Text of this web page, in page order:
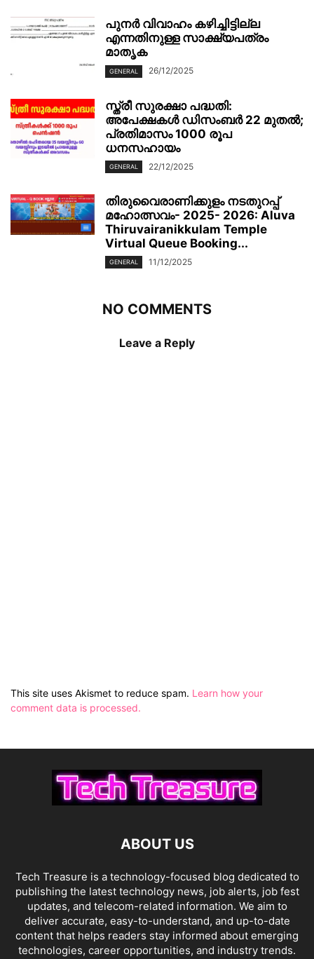
പുനർ വിവാഹം കഴിച്ചിട്ടില്ല
എന്നതിനുള്ള സാക്ഷ്യപത്രം
മാതൃക
GENERAL 26/12/2025
സ്ത്രീ സുരക്ഷാ പദ്ധതി:
അപേക്ഷകൾ ഡിസംബർ 22 മുതൽ;
പ്രതിമാസം 1000 രൂപ
ധനസഹായം
GENERAL 22/12/2025
തിരുവൈരാണിക്കുളം നടതുറപ്പ്
മഹോത്സവം- 2025- 2026: Aluva
Thiruvairanikkulam Temple
Virtual Queue Booking...
GENERAL 11/12/2025
NO COMMENTS
Leave a Reply
This site uses Akismet to reduce spam. Learn how your
comment data is processed.
ABOUT US
Tech Treasure is a technology-focused blog dedicated to
publishing the latest technology news, job alerts, job fest
updates, and telecom-related information. We aim to
deliver accurate, easy-to-understand, and up-to-date
content that helps readers stay informed about emerging
technologies, career opportunities, and industry trends.